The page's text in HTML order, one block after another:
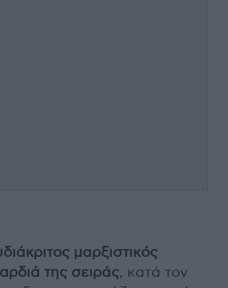
μαρξιστικός
της σειράς, κατά τον